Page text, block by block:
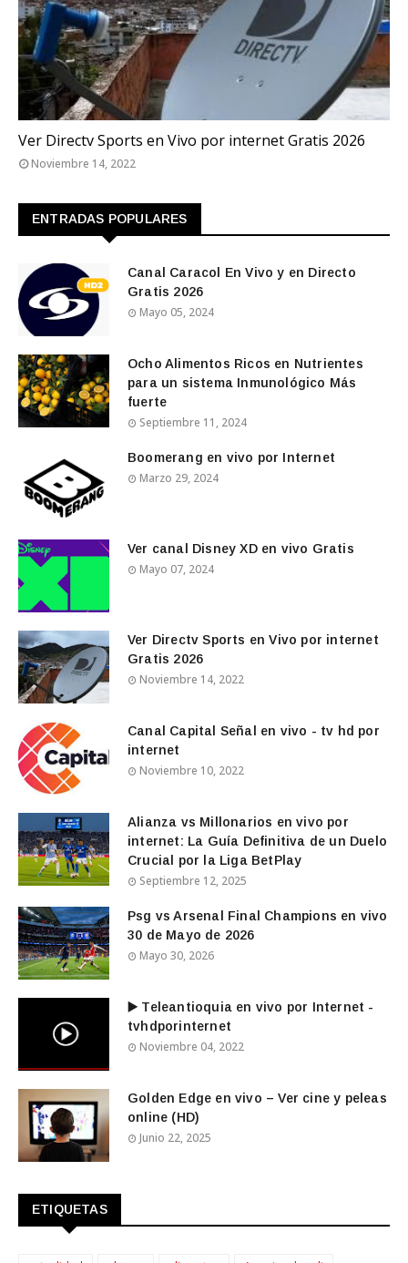
Ver Directv Sports en Vivo por internet Gratis 2026
Noviembre 14, 2022
ENTRADAS POPULARES
Canal Caracol En Vivo y en Directo
Gratis 2026
Mayo 05, 2024
Ocho Alimentos Ricos en Nutrientes
para un sistema Inmunológico Más
fuerte
Septiembre 11, 2024
Boomerang en vivo por Internet
Marzo 29, 2024
Ver canal Disney XD en vivo Gratis
Mayo 07, 2024
Ver Directv Sports en Vivo por internet
Gratis 2026
Noviembre 14, 2022
Canal Capital Señal en vivo - tv hd por
internet
Noviembre 10, 2022
Alianza vs Millonarios en vivo por
internet: La Guía Definitiva de un Duelo
Crucial por la Liga BetPlay
Septiembre 12, 2025
Psg vs Arsenal Final Champions en vivo
30 de Mayo de 2026
Mayo 30, 2026
▶️ Teleantioquia en vivo por Internet -
tvhdporinternet
Noviembre 04, 2022
Golden Edge en vivo – Ver cine y peleas
online (HD)
Junio 22, 2025
ETIQUETAS